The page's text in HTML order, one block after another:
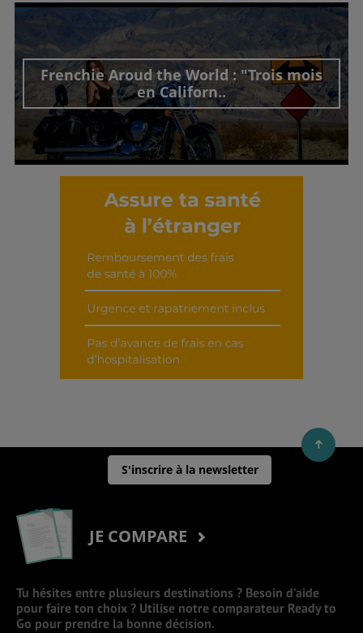
Découvrir cet interview
Frenchie Aroud the World : "Trois mois
en Californ..
Découvrir cet interview
S'inscrire à la newsletter
JE COMPARE
Tu hésites entre plusieurs destinations ? Besoin d’aide
pour faire ton choix ? Utilise notre comparateur Ready to
Go pour prendre la bonne décision.